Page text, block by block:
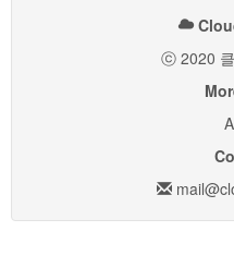
ⓒ 2020